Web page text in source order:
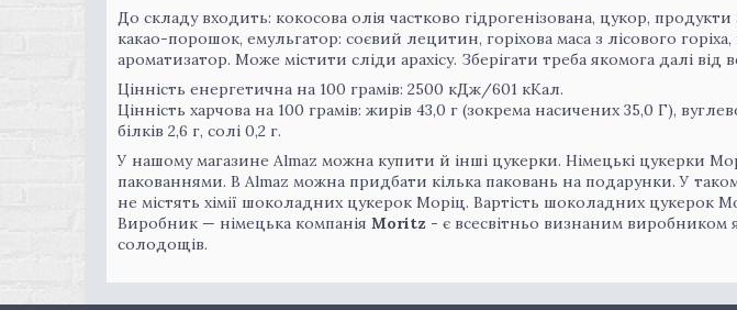
До складу входить: кокосова олія частково гідрогенізована, цукор,
какао-порошок, емульгатор: соєвий лецитин, горіхова маса з лісового
ароматизатор. Може містити сліди арахісу. Зберігати треба якомога далі від
Цінність енергетична на 100 грамів: 2500 кДж/601 кКал.
Цінність харчова на 100 грамів: жирів 43,0 г (зокрема насичених 35,0 Г),
білків 2,6 г, солі 0,2 г.
У нашому магазине Almaz можна купити й інші цукерки. Німецькі цукерки
пакованнями. В Almaz можна придбати кілька паковань на подарунки. У
не містять хімії шоколадних цукерок Моріц. Вартість шоколадних цукерок
Виробник — німецька компанія Moritz - є всесвітньо визнаним виробником
солодощів.